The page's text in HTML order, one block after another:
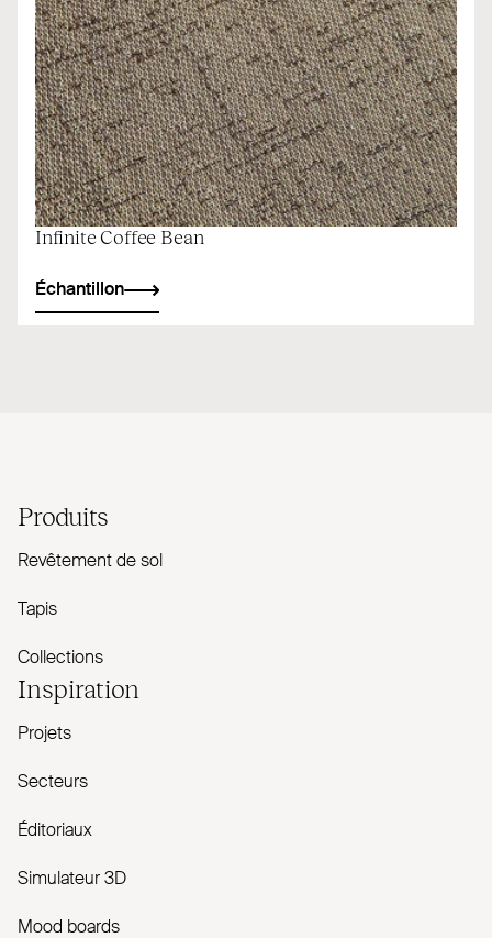
Infinite Coffee Bean
Échantillon
Produits
Revêtement de sol
Tapis
Collections
Inspiration
Projets
Secteurs
Éditoriaux
Simulateur 3D
Mood boards